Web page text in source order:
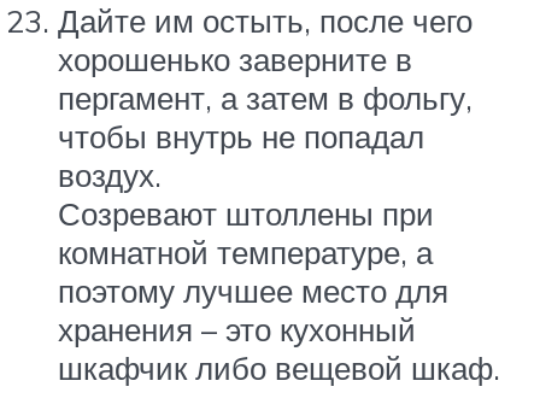
Дайте им остыть, после чего
хорошенько заверните в
пергамент, а затем в фольгу,
чтобы внутрь не попадал
воздух.
Созревают штоллены при
комнатной температуре, а
поэтому лучшее место для
хранения – это кухонный
шкафчик либо вещевой шкаф.